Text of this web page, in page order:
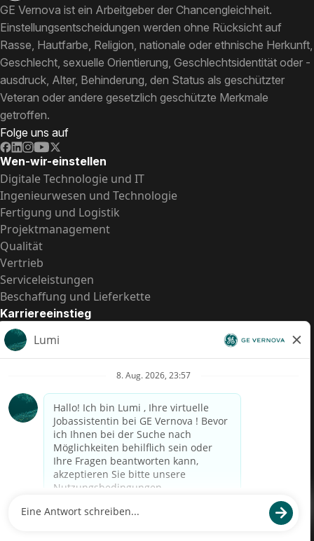
GE Vernova ist ein Arbeitgeber der Chancengleichheit.
Einstellungsentscheidungen werden ohne Rücksicht auf
Rasse, Hautfarbe, Religion, nationale oder ethnische Herkunft,
Geschlecht, sexuelle Orientierung, Geschlechtsidentität oder -
ausdruck, Alter, Behinderung, den Status als geschützter
Veteran oder andere gesetzlich geschützte Merkmale
getroffen.
Folge uns auf
Wen-wir-einstellen
Digitale Technologie und IT
Ingenieurwesen und Technologie
Fertigung und Logistik
Projektmanagement
Qualität
Vertrieb
Serviceleistungen
Beschaffung und Lieferkette
Karriereeinstieg
Praktika
Einstiegspositionen
US-Gehalts­transparenz
Datenschutzhinweis für Kandidaten
Betrugswarnung
Lohntransparenz in Brasilien (Relatório de Transparência
Datenschutz